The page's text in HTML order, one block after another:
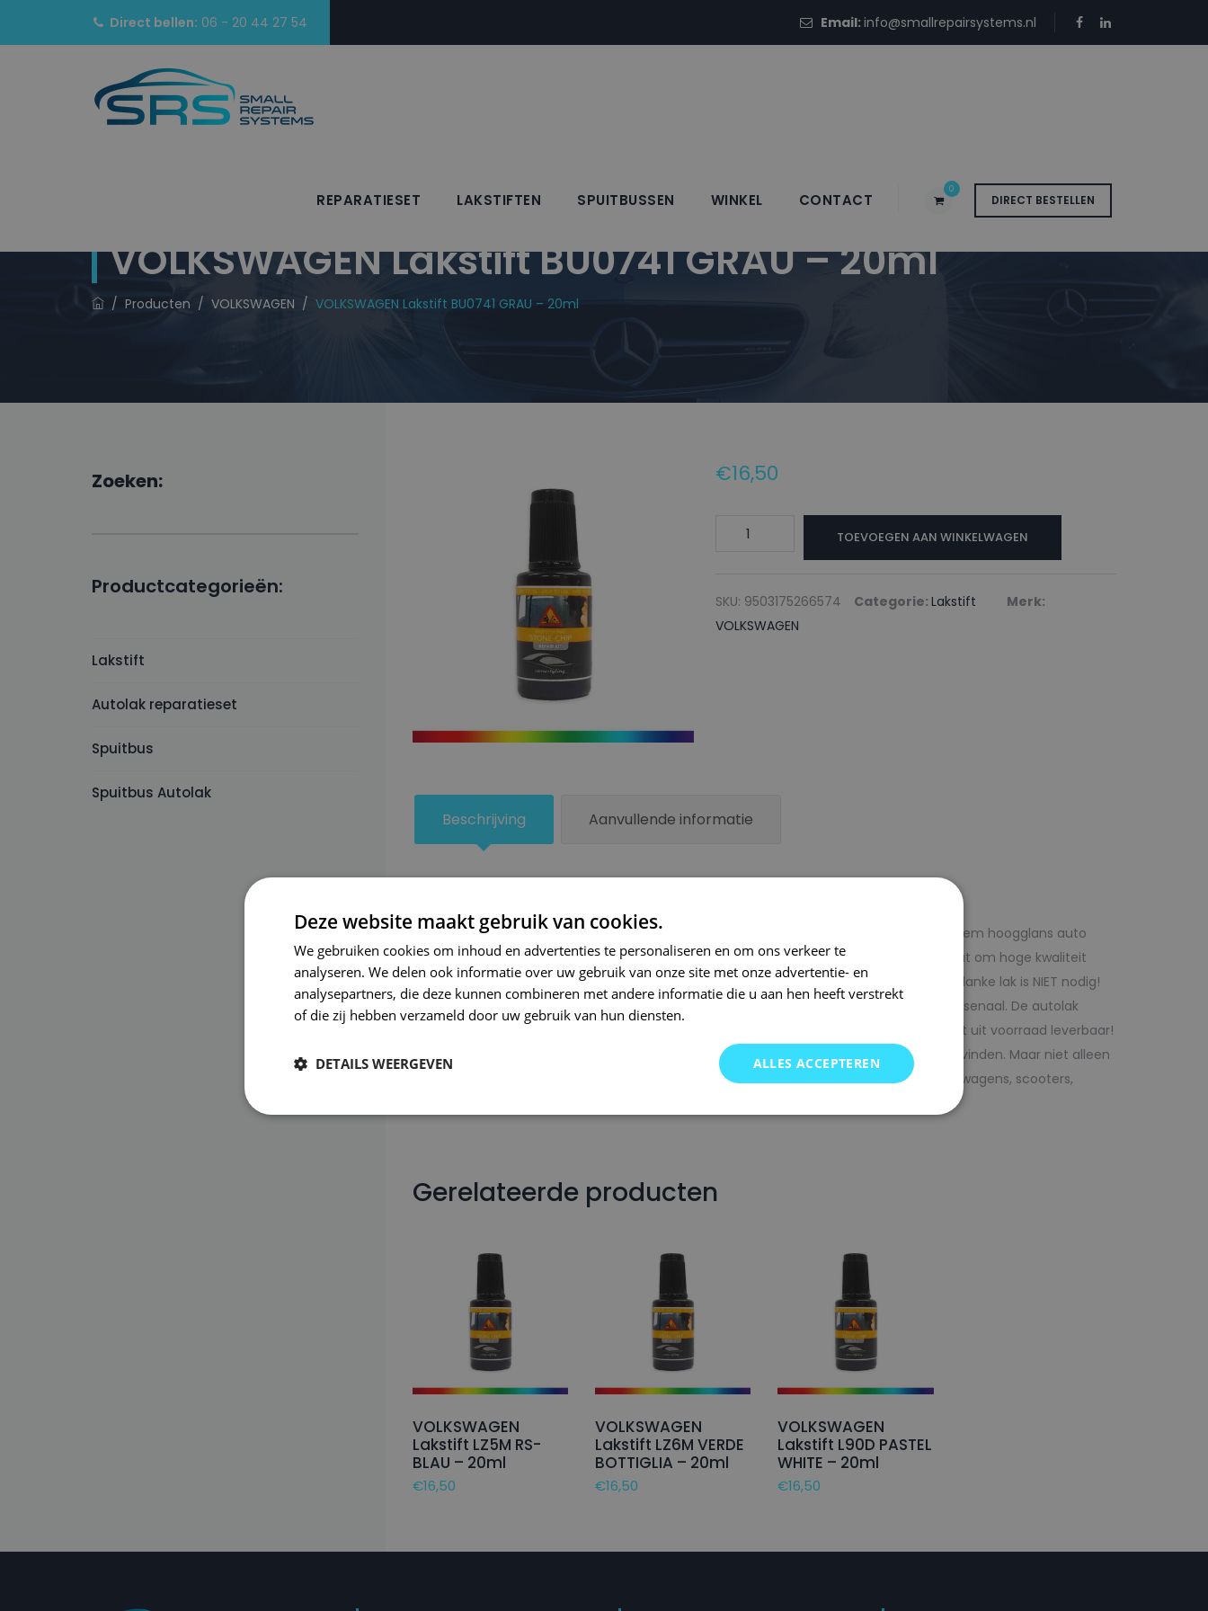
Direct bellen: 06 - 20 44 27 54 Email:info@smallrepairsystems.nl
DIRECT BESTELLEN
0
REPARATIESET LAKSTIFTEN SPUITBUSSEN WINKEL CONTACT
VOLKSWAGEN Lakstift BU0741 GRAU – 20ml
/ Producten / VOLKSWAGEN / VOLKSWAGEN Lakstift BU0741 GRAU – 20ml
€16,50
VOLKSWAGEN
GRAU
-
TOEVOEGEN AAN WINKELWAGEN
SKU: 9503175266574 Categorie: Lakstift
Merk:
VOLKSWAGEN
Beschrijving Aanvullende informatie
Een kleiner beschadigd oppervlak van je auto behandel je zelf voordelig met 1laag systeem hoogglans auto
lakstiften van Small Repair Systems. Bij SRS bent u aan het juiste adres wanneer het gaat om hoge kwaliteit
auto lakstiften. Onze auto lakstiften zijn snel drogend en makkelijk te verwerken. Extra blanke lak is NIET nodig!
Wij hebben een gigantisch assortiment met oneindig veel kleurencombinaties in ons arsenaal. De autolak
wordt op kleurcode of kleurnaam gemaakt en is afgevuld met professionele verf. Direct uit voorraad leverbaar!
Om deze reden garanderen wij dat u altijd de gewenste kleur voor uw auto bij SRS kunt vinden. Maar niet alleen
voor auto’s.. Met onze A-kwaliteit auto lakstiften kunt u ook bij ons terecht voor bedrijfswagens, scooters,
Gerelateerde producten
VOLKSWAGEN
Lakstift LZ5M RS-
BLAU – 20ml
€16,50
VOLKSWAGEN
Lakstift LZ6M VERDE
BOTTIGLIA – 20ml
€16,50
VOLKSWAGEN
Lakstift L90D PASTEL
WHITE – 20ml
€16,50
Zoeken:
Productcategorieën:
Lakstift
Autolak reparatieset
Spuitbus
Spuitbus Autolak
Deze website maakt gebruik van cookies.
We gebruiken cookies om inhoud en advertenties te personaliseren en om ons verkeer te
analyseren. We delen ook informatie over uw gebruik van onze site met onze advertentie- en
analysepartners, die deze kunnen combineren met andere informatie die u aan hen heeft verstrekt
of die zij hebben verzameld door uw gebruik van hun diensten.
ALLES ACCEPTEREN
DETAILS WEERGEVEN